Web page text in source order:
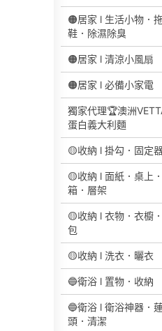
🟠居家 l 生活小物．
鞋．除濕除臭
🟠居家 l 清涼小風扇
🟠居家 l 必備小家電
獨家代理🏆澳洲
蛋白義大利麵
🟡收納 l 掛勾．固定
🟡收納 l 面紙．桌上．
箱．層架
🟡收納 l 衣物．衣櫥
包
🟡收納 l 洗衣．曬衣
🔵衛浴 l 置物．收納
🔵衛浴 l 衛浴神器．
頭．清潔